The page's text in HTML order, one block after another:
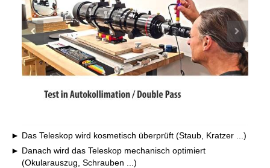
Das Teleskop wird kosmetisch überprüft (Staub, Kratzer ...)
Danach wird das Teleskop mechanisch optimiert
(Okularauszug, Schrauben ...)